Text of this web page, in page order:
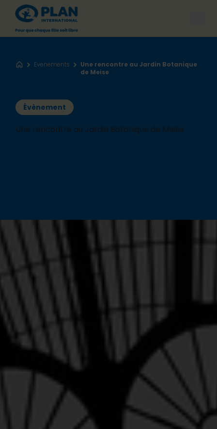
AccueilEvenements
Une rencontre au Jardin Botanique
de Meise
Évènement
Une rencontre au Jardin Botanique de Meise